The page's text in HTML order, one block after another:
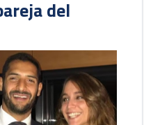
del